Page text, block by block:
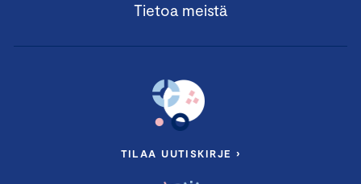
Tietoa meistä
TILAA UUTISKIRJE ›